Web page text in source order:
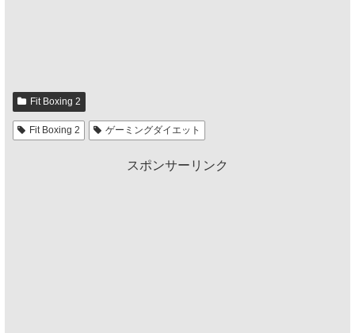
Fit Boxing 2
Fit Boxing 2 ゲーミングダイエット
スポンサーリンク